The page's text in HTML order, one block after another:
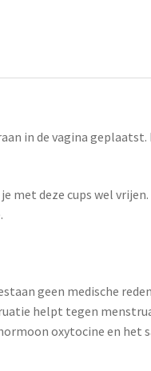
in de vagina
met deze cups wel vrijen.
geen medische
helpt tegen
oxytocine en het